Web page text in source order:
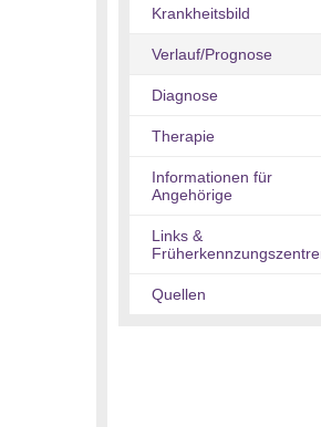
Krankheitsbild
Verlauf/Prognose
Diagnose
Therapie
Informationen für
Angehörige
Links &
Quellen